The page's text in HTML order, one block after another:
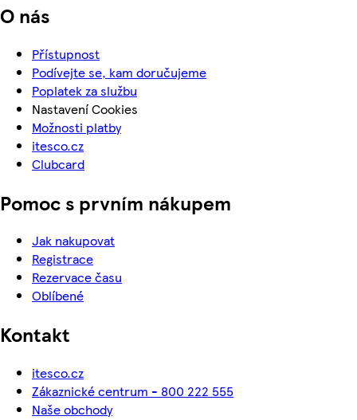
O nás
Přístupnost
Podívejte se, kam doručujeme
Poplatek za službu
Nastavení Cookies
Možnosti platby
itesco.cz
Clubcard
Pomoc s prvním nákupem
Jak nakupovat
Registrace
Rezervace času
Oblíbené
Kontakt
itesco.cz
Zákaznické centrum - 800 222 555
Naše obchody